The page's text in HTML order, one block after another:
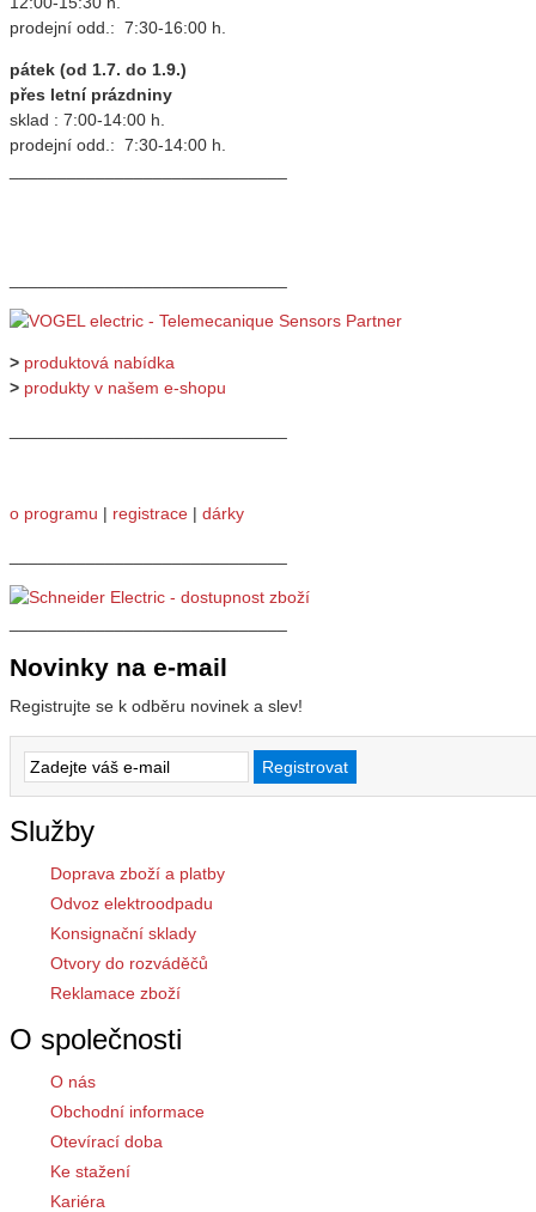
prodejní odd.: 7:30-16:00 h.
pátek (od 1.7. do 1.9.)
přes letní prázdniny
sklad : 7:00-14:00 h.
prodejní odd.: 7:30-14:00 h.
> produktová nabídka
> produkty v našem e-shopu
o programu | registrace | dárky
Novinky na e-mail
Registrujte se k odběru novinek a slev!
Služby
Doprava zboží a platby
Odvoz elektroodpadu
Konsignační sklady
Otvory do rozváděčů
Reklamace zboží
O společnosti
O nás
Obchodní informace
Otevírací doba
Ke stažení
Kariéra